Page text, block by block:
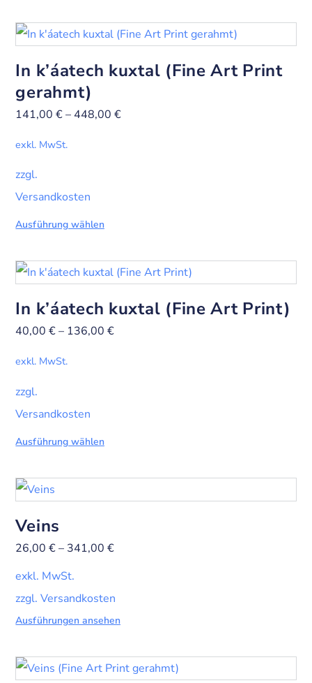
In k’áatech kuxtal (Fine Art Print
gerahmt)
141,00€– 448,00€
exkl. MwSt.
zzgl.
Versandkosten
Ausführung wählen
In k’áatech kuxtal (Fine Art Print)
40,00€– 136,00€
exkl. MwSt.
zzgl.
Versandkosten
Ausführung wählen
Veins
26,00€– 341,00€
exkl. MwSt.
zzgl. Versandkosten
Ausführungen ansehen